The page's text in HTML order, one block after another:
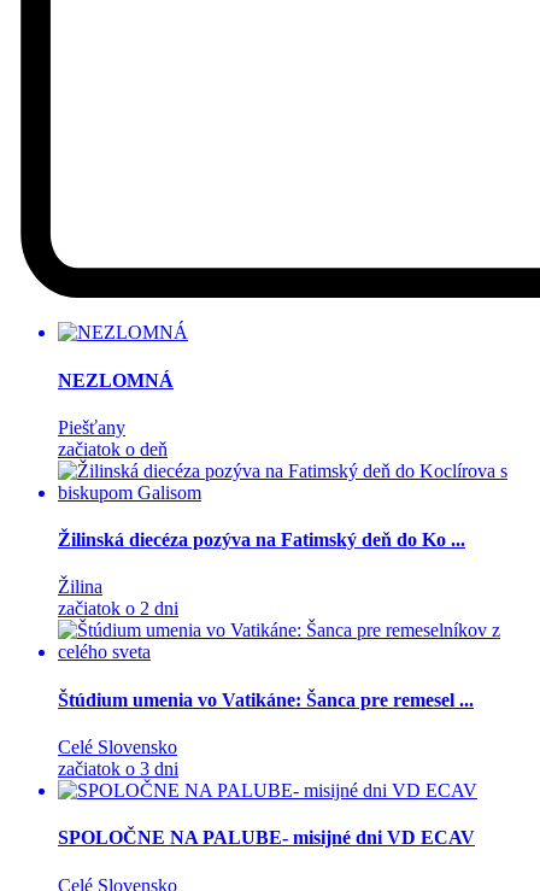
NEZLOMNÁ
Piešťany
začiatok o deň
Žilinská diecéza pozýva na Fatimský deň do Ko ...
Žilina
začiatok o 2 dni
Štúdium umenia vo Vatikáne: Šanca pre remesel ...
Celé Slovensko
začiatok o 3 dni
SPOLOČNE NA PALUBE- misijné dni VD ECAV
Celé Slovensko